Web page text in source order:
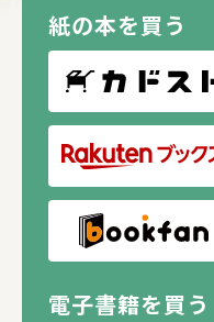
紙の本を買う
電子書籍を買う